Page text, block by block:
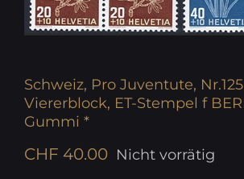
Schweiz, Pro Juventute,
Viererblock, ET-Stempel f
Gummi *
CHF 40.00 Nicht vorrätig